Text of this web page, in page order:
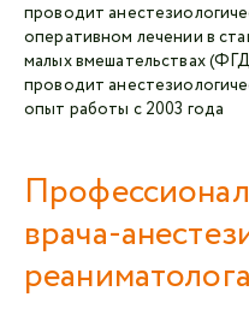
проводит
оперативном лечении в
малых вмешательствах
проводит
опыт работы с 2003 года
врача-
Отправляя данную
обработку